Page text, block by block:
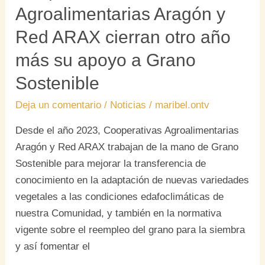
Agroalimentarias Aragón y
Red ARAX cierran otro año
más su apoyo a Grano
Sostenible
Deja un comentario / Noticias / maribel.ontv
Desde el año 2023, Cooperativas Agroalimentarias
Aragón y Red ARAX trabajan de la mano de Grano
Sostenible para mejorar la transferencia de
conocimiento en la adaptación de nuevas variedades
vegetales a las condiciones edafoclimáticas de
nuestra Comunidad, y también en la normativa
vigente sobre el reempleo del grano para la siembra
y así fomentar el
a
Grano
Sostenible